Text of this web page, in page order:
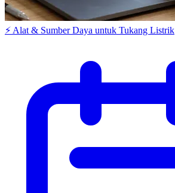
⚡ Alat & Sumber Daya untuk Tukang Listrik